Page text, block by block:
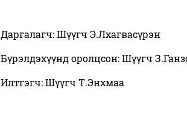
Даргалагч: Шүүгч Э.Лхагвасүрэн
Бүрэлдэхүүнд оролцсон: Шүүгч
Илтгэгч: Шүүгч Т.Энхмаа